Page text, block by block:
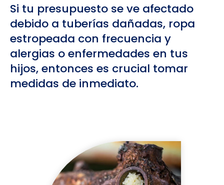
Si tu presupuesto se ve afectado
debido a tuberías dañadas, ropa
estropeada con frecuencia y
alergias o enfermedades en tus
hijos, entonces es crucial tomar
medidas de inmediato.